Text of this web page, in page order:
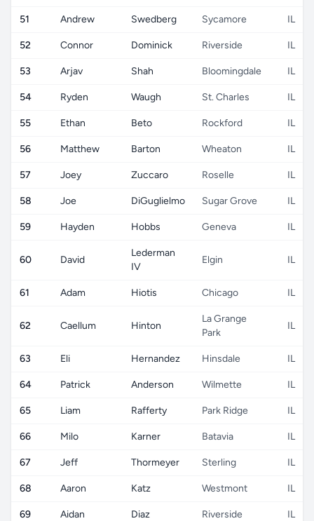
51 Andrew Swedberg Sycamore IL
52 Connor Dominick Riverside IL
53 Arjav Shah Bloomingdale IL
54 Ryden Waugh St. Charles IL
55 Ethan Beto Rockford IL
56 Matthew Barton Wheaton IL
57 Joey Zuccaro Roselle IL
58 Joe DiGuglielmo Sugar Grove IL
59 Hayden Hobbs Geneva IL
60 David
Lederman
IV
Elgin IL
61 Adam Hiotis Chicago IL
62 Caellum Hinton
La Grange
Park
IL
63 Eli Hernandez Hinsdale IL
64 Patrick Anderson Wilmette IL
65 Liam Rafferty Park Ridge IL
66 Milo Karner Batavia IL
67 Jeff Thormeyer Sterling IL
68 Aaron Katz Westmont IL
69 Aidan Diaz Riverside IL